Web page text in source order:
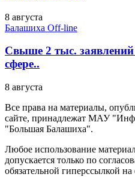
8 августа
Балашиха Off-line
Свыше 2 тыс.
сфере..
8 августа
Все права на материалы,
сайте, принадлежат МАУ
"Большая Балашиха".
Любое использование
допускается только по
обязательной гиперссылкой